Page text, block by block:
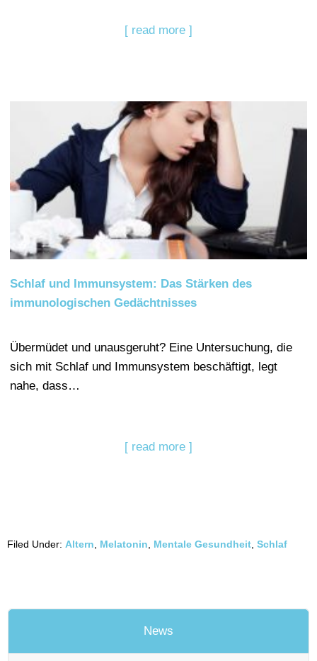
[ read more ]
Schlaf und Immunsystem: Das Stärken des
immunologischen Gedächtnisses
Übermüdet und unausgeruht? Eine Untersuchung, die
sich mit Schlaf und Immunsystem beschäftigt, legt
nahe, dass…
[ read more ]
Filed Under: Altern Melatonin Mentale Gesundheit Schlaf
News